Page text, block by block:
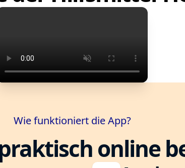
Wie funktioniert die App?
online